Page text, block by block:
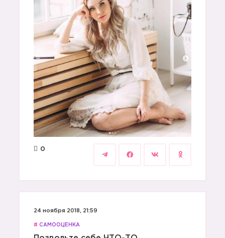
0
24 ноября 2018, 21:59
# САМООЦЕНКА